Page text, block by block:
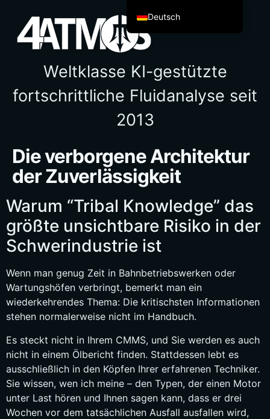
Weltklasse KI-gestützte
fortschrittliche Fluidanalyse seit
2013
Die verborgene Architektur
der Zuverlässigkeit
Warum “Tribal Knowledge” das
größte unsichtbare Risiko in der
Schwerindustrie ist
Wenn man genug Zeit in Bahnbetriebswerken oder
Wartungshöfen verbringt, bemerkt man ein
wiederkehrendes Thema: Die kritischsten Informationen
stehen normalerweise nicht im Handbuch.
Es steckt nicht in Ihrem CMMS, und Sie werden es auch
nicht in einem Ölbericht finden. Stattdessen lebt es
ausschließlich in den Köpfen Ihrer erfahrenen Techniker.
Sie wissen, wen ich meine – den Typen, der einen Motor
unter Last hören und Ihnen sagen kann, dass er drei
Wochen vor dem tatsächlichen Ausfall ausfallen wird,
Deutsch
English
Français
Italiano
العربية
简体中文
繁體中文
Français du Canada
Irish
Ελληνικά
Bahasa Indonesia
Bahasa Melayu
Sicilian
日本語
Español